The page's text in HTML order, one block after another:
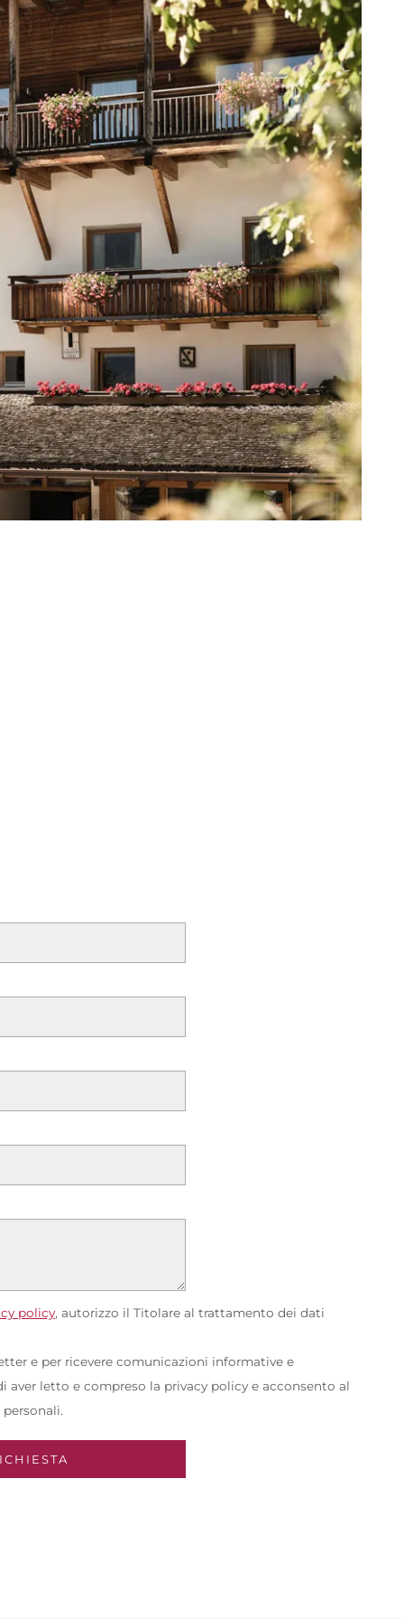
policy, autorizzo il Titolare al trattamento dei dati
e per ricevere comunicazioni informative e
aver letto e compreso la privacy policy e acconsento al